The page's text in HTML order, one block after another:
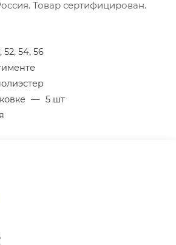
Товар сертифицирован.
52, 54, 56
— 5 шт